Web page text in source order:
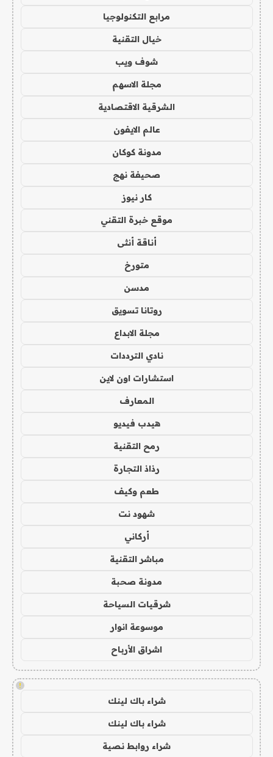
مرابع التكنولوجيا
خيال التقنية
شوف ويب
مجلة الاسهم
الشرقية الاقتصادية
عالم الايفون
مدونة كوكان
صحيفة نهج
كار نيوز
موقع خبرة التقني
أناقة أنثى
متورخ
مدسن
روتانا تسويق
مجلة الابداع
نادي الترددات
استشارات اون لاين
المعارف
هيدب فيديو
رمح التقنية
رذاذ التجارة
طعم وكيف
شهود نت
أركاني
مباشر التقنية
مدونة صحبة
شرقيات السياحة
موسوعة انوار
اشراق الأرباح
!
شراء باك لينك
شراء باك لينك
شراء روابط نصية